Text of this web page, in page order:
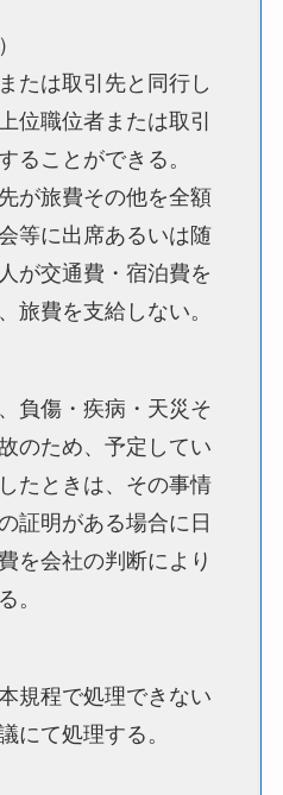
たは取引先と同行し
位職位者または取引
ることができる。
が旅費その他を全額
等に出席あるいは随
が交通費・宿泊費を
旅費を支給しない。
負傷・疾病・天災そ
のため、予定してい
たときは、その事情
証明がある場合に日
を会社の判断により
。
規程で処理できない
にて処理する。